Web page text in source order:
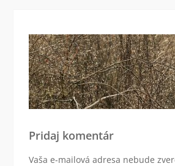
Pridaj komentár
Vaša e-mailová adresa nebude